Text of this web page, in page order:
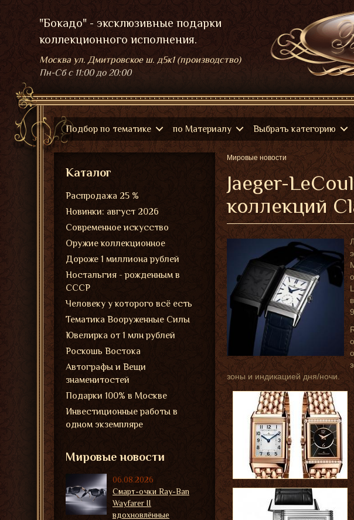
"Бокадо" - эксклюзивные подарки
коллекционного исполнения.
Москва ул. Дмитровское ш. д5к1 (производство)
Пн-Сбс 11:00 до 20:00
Подбор по тематике по Материалу Выбрать категорию
Мировые новости
Jaeger-
коллекций
зоны и индикацией дня/ночи.
Каталог
Распродажа 25 %
Новинки: август 2026
Современное искусство
Оружие коллекционное
Дороже 1 миллиона рублей
Ностальгия - рожденным в
СССР
Человеку у которого всё есть
Тематика Вооруженные Силы
Ювелирка от 1 млн рублей
Роскошь Востока
Автографы и Вещи
знаменитостей
Подарки 100% в Москве
Инвестиционные работы в
одном экземпляре
Мировые новости
06.08.2026
Смарт-очки Ray-Ban
Wayfarer II
вдохновлённые